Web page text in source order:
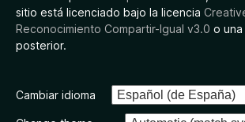
sitio está licenciado bajo la licencia
Reconocimiento Compartir-Igual v3.0 o
posterior.
Cambiar idioma